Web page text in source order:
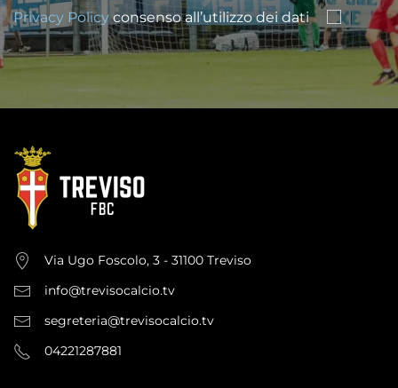
Privacy Policyconsenso all’utilizzo dei dati
Via Ugo Foscolo, 3 - 31100 Treviso
info@trevisocalcio.tv
segreteria@trevisocalcio.tv
04221287881